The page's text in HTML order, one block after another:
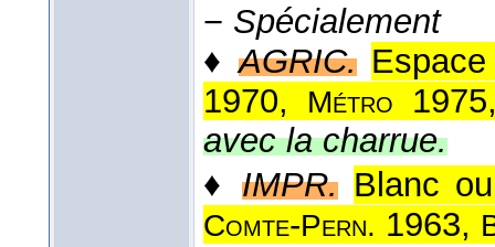
− Spécialement
♦AGRIC.
1970,
Métro
avec la charrue.
♦ IMPR. Blanc
Comte-Pern. 1963,